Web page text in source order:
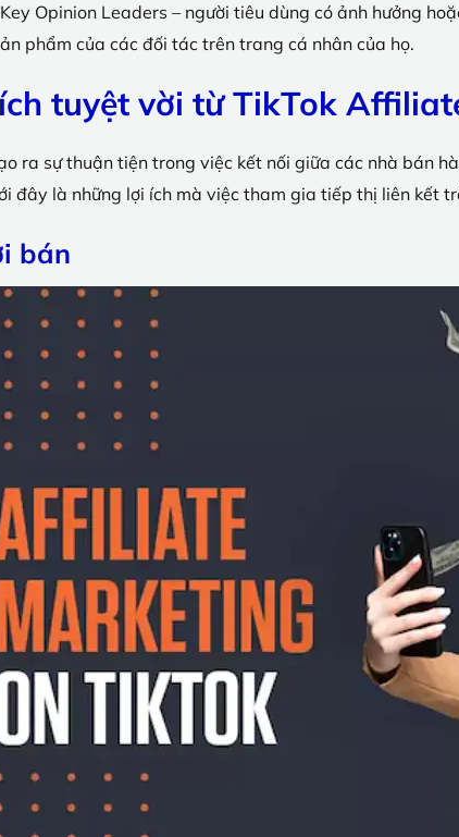
Opinion Leaders – người tiêu dùng có ảnh hưởng
phẩm của các đối tác trên trang cá nhân của họ.
tuyệt vời từ TikTok
ra sự thuận tiện trong việc kết nối giữa các nhà bán
đây là những lợi ích mà việc tham gia tiếp thị liên kết
bán